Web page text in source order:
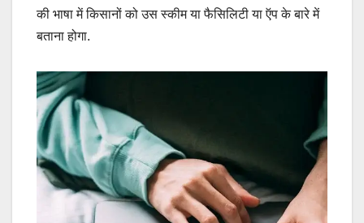
की भाषा में किसानों को उस स्कीम या फैसिलिटी या ऍप के बारे में
बताना होगा.